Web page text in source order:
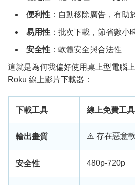
便利性 ：自動移除廣告，有助
易用性 ：批次下載，節省數小
安全性 ：軟體安全與合法性
這就是為何我偏好使用桌上型電腦
Roku 線上影片下載器：
下載工具 線上免費工具
輸出畫質 ⚠️ 存在惡意
安全性 480p-720p